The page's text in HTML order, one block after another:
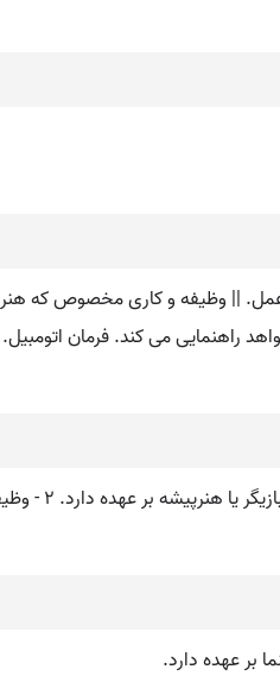
|| وظیفه و کاری مخصوص که
راهنمایی می کند. فرمان اتومبیل.